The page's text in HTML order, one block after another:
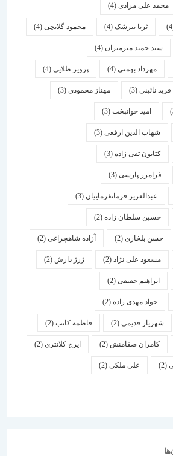
مرادی(4)
ثریا بیرشک(4) محمود گلابچی(4)
میرمیران(4)
بهمنی(4) پرویز طلایی(4)
(3) مهناز محمودی(3)
جوانبخت(3)
الدین ارفعی(3)
تقی زاده(3)
پارسی(3)
فرمانفرماییان(3)
سلطان زاده(2)
(2) آزاده شاهچراغی(2)
علی نژاد(2) ژرژ دارش (2)
حقیقی(2)
مهدی زاده(2)
قدیمی(2) فاطمه کاتب(2)
صفامنش(2) ایرج کلانتری (2)
علی ملکی(2)